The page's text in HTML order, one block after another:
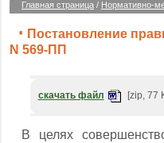
Главная страница / Нормативно-
Постановление
N 569-ПП
скачать файл [zip, 77
В целях